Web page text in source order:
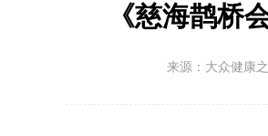
《慈海鹊桥
来源：大众健康